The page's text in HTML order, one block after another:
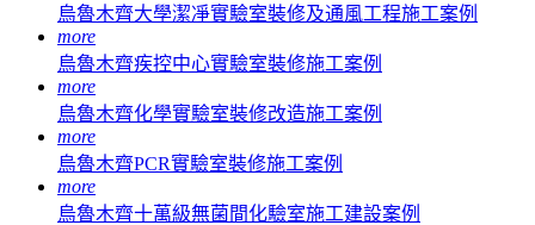
烏魯木齊大學潔凈實驗室裝修及通風工程施工案例
more
烏魯木齊疾控中心實驗室裝修施工案例
more
烏魯木齊化學實驗室裝修改造施工案例
more
烏魯木齊PCR實驗室裝修施工案例
more
烏魯木齊十萬級無菌間化驗室施工建設案例